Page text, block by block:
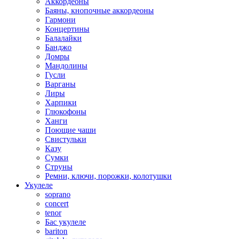
Баяны, кнопочные аккордеоны
Гармони
Концертины
Балалайки
Банджо
Домры
Мандолины
Гусли
Варганы
Лиры
Харпики
Глюкофоны
Ханги
Поющие чаши
Свистульки
Казу
Сумки
Струны
Ремни, ключи, порожки, колотушки
Укулеле
soprano
concert
tenor
Бас укулеле
bariton